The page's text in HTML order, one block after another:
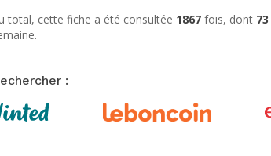
total, cette fiche a été consultée 1867fois, dont 73
: